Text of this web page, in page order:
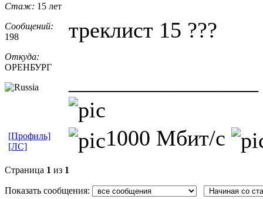
Стаж: 15 лет
Сообщений:
198
Откуда:
ОРЕНБУРГ
треклист 15 ???
1000 Мбит/с
[Профиль]
[ЛС]
Страница 1 из 1
Показать сообщения: